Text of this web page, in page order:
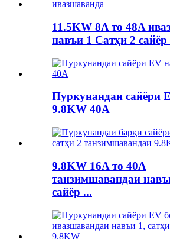
11.5KW 8A то 48A
навъи 1 Сатҳи 2 сайёр
Пуркунандаи сайёри
9.8KW 40A
9.8KW 16A то 40A
танзимшавандаи
сайёр ...